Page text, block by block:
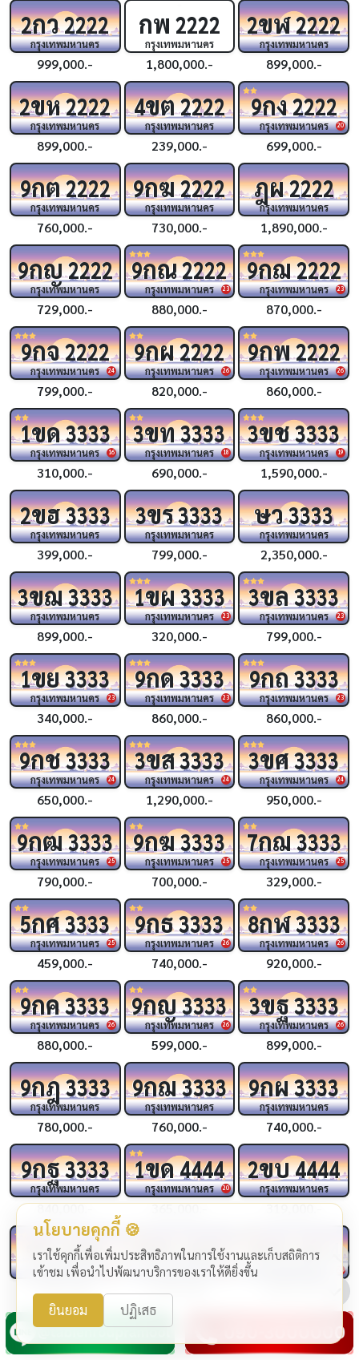
2กว2222
กรุงเทพมหานคร
999,000.-
กพ 2222
กรุงเทพมหานคร
1,800,000.-
2ขฬ2222
กรุงเทพมหานคร
899,000.-
2ขห2222
กรุงเทพมหานคร
899,000.-
4ขต2222
กรุงเทพมหานคร
239,000.-
20
9กง2222
กรุงเทพมหานคร
699,000.-
9กต2222
กรุงเทพมหานคร
760,000.-
9กฆ2222
กรุงเทพมหานคร
730,000.-
ฎผ2222
กรุงเทพมหานคร
1,890,000.-
9กญ2222
กรุงเทพมหานคร
729,000.-
23
9กณ2222
กรุงเทพมหานคร
880,000.-
23
9กฌ2222
กรุงเทพมหานคร
870,000.-
24
9กจ2222
กรุงเทพมหานคร
799,000.-
26
9กผ2222
กรุงเทพมหานคร
820,000.-
26
9กพ2222
กรุงเทพมหานคร
860,000.-
16
1ขด3333
กรุงเทพมหานคร
310,000.-
18
3ขท3333
กรุงเทพมหานคร
690,000.-
19
3ขช3333
กรุงเทพมหานคร
1,590,000.-
2ขฮ3333
กรุงเทพมหานคร
399,000.-
3ขร3333
กรุงเทพมหานคร
799,000.-
ษว3333
กรุงเทพมหานคร
2,350,000.-
3ขฌ3333
กรุงเทพมหานคร
899,000.-
23
1ขผ3333
กรุงเทพมหานคร
320,000.-
23
3ขล3333
กรุงเทพมหานคร
799,000.-
23
1ขย3333
กรุงเทพมหานคร
340,000.-
23
9กด3333
กรุงเทพมหานคร
860,000.-
23
9กถ3333
กรุงเทพมหานคร
860,000.-
24
9กช3333
กรุงเทพมหานคร
650,000.-
24
3ขส3333
กรุงเทพมหานคร
1,290,000.-
24
3ขศ3333
กรุงเทพมหานคร
950,000.-
25
9กฒ3333
กรุงเทพมหานคร
790,000.-
25
9กฆ3333
กรุงเทพมหานคร
700,000.-
25
7กฌ3333
กรุงเทพมหานคร
329,000.-
25
5กศ3333
กรุงเทพมหานคร
459,000.-
26
9กธ3333
กรุงเทพมหานคร
740,000.-
26
8กฬ3333
กรุงเทพมหานคร
920,000.-
26
9กค3333
กรุงเทพมหานคร
880,000.-
26
9กญ3333
กรุงเทพมหานคร
599,000.-
26
3ขฐ3333
กรุงเทพมหานคร
899,000.-
9กฎ3333
กรุงเทพมหานคร
780,000.-
9กฌ3333
กรุงเทพมหานคร
760,000.-
9กผ3333
กรุงเทพมหานคร
740,000.-
9กฐ3333
กรุงเทพมหานคร
840,000.-
20
1ขด4444
กรุงเทพมหานคร
365,000.-
2ขบ4444
กรุงเทพมหานคร
319,000.-
24
ชจ4444
กรุงเทพมหานคร
1,990,000.-
24
4ขช4444
กรุงเทพมหานคร
1,290,000.-
24
4กฆ4444
25
3 กฉ4444
กรุงเทพมหานคร 25
2กว
กรุงเทพมหานคร
4444
กรุงเทพมหานคร
นโยบายคุกกี้ 🍪
เราใช้คุกกี้เพื่อเพิ่มประสิทธิภาพในการใช้งานและเก็บสถิติการ
เข้าชม เพื่อนำไปพัฒนาบริการของเราให้ดียิ่งขึ้น
ยินยอม ปฏิเสธ